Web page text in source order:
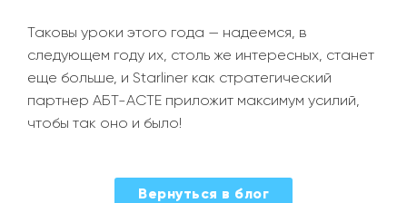
Таковы уроки этого года — надеемся, в
следующем году их, столь же интересных, станет
еще больше, и Starliner как стратегический
партнер АБТ-ACTE приложит максимум усилий,
чтобы так оно и было!
Вернуться в блог